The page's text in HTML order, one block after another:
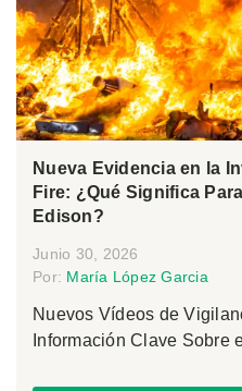
Nueva Evidencia en la
Fire: ¿Qué Significa
Edison?
Junio 30, 2026
Por: María López Garcia
Nuevos Vídeos de
Información Clave Sobre